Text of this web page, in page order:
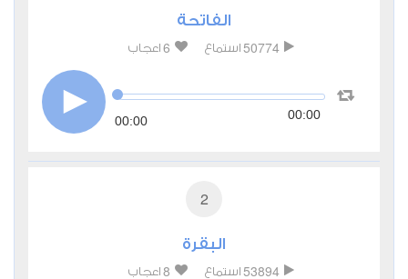
الفاتحة
50774 استماع 6 اعجاب
00:00 00:00
2
البقرة
53894 استماع 8 اعجاب